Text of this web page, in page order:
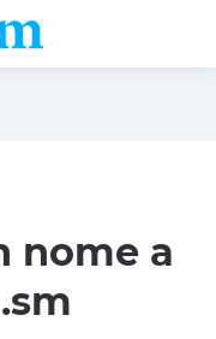
nome a